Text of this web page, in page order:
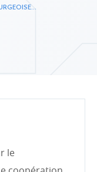
en 2023
en
ET SES
le